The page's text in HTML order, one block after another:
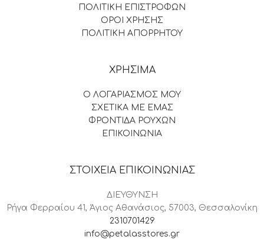
ΠΟΛΙΤΙΚΗ ΕΠΙΣΤΡΟΦΩΝ
ΟΡΟΙ ΧΡΗΣΗΣ
ΠΟΛΙΤΙΚΗ ΑΠΟΡΡΗΤΟΥ
ΧΡΗΣΙΜΑ
Ο ΛΟΓΑΡΙΑΣΜΟΣ ΜΟΥ
ΣΧΕΤΙΚΑ ΜΕ ΕΜΑΣ
ΦΡΟΝΤΙΔΑ ΡΟΥΧΩΝ
ΕΠΙΚΟΙΝΩΝΙΑ
ΣΤΟΙΧΕΙΑ ΕΠΙΚΟΙΝΩΝΙΑΣ
ΔΙΕΥΘΥΝΣΗ
Ρήγα Φερραίου 41, Άγιος Αθανάσιος, 57003, Θεσσαλονίκη
2310701429
info@petalasstores.gr